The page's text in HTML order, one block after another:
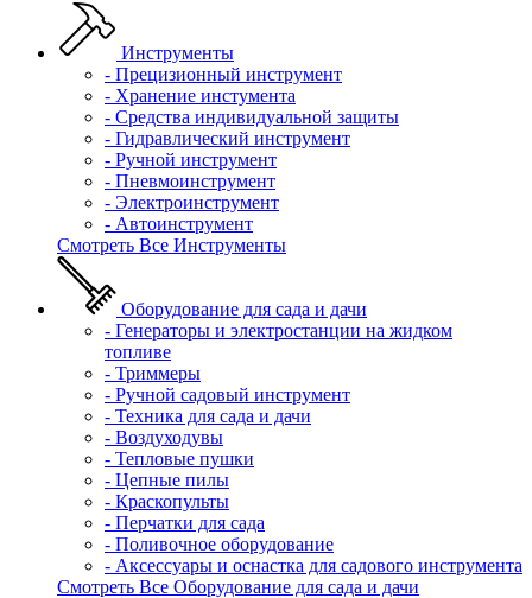
Инструменты
- Прецизионный инструмент
- Хранение инстумента
- Средства индивидуальной защиты
- Гидравлический инструмент
- Ручной инструмент
- Пневмоинструмент
- Электроинструмент
- Автоинструмент
Смотреть Все Инструменты
Оборудование для сада и дачи
- Генераторы и электростанции на жидком
топливе
- Триммеры
- Ручной садовый инструмент
- Техника для сада и дачи
- Воздуходувы
- Тепловые пушки
- Цепные пилы
- Краскопульты
- Перчатки для сада
- Поливочное оборудование
- Аксессуары и оснастка для садового инструмента
Смотреть Все Оборудование для сада и дачи